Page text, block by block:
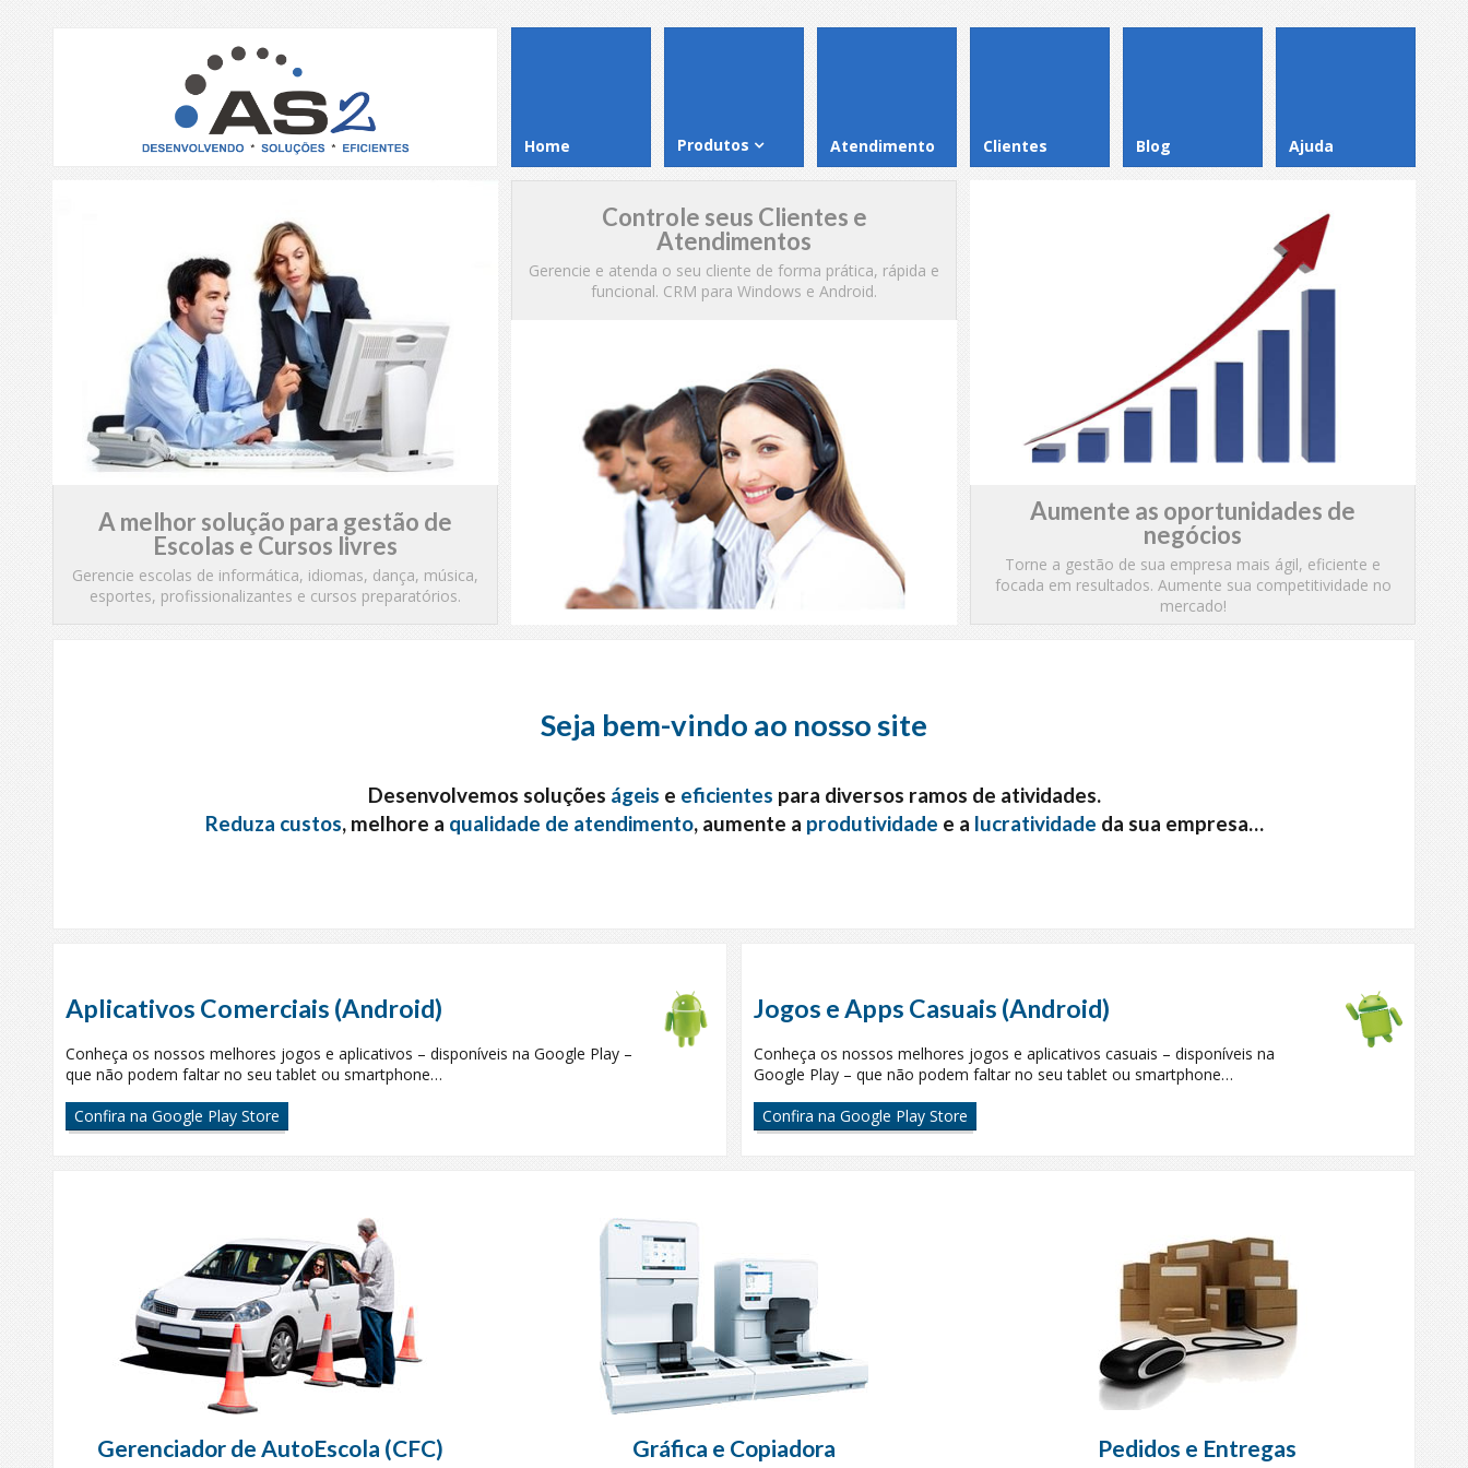
Home Produtos Atendimento Clientes Blog Ajuda
A melhor solução para gestão de
Escolas e Cursos livres
Gerencie escolas de informática, idiomas, dança, música,
esportes, profissionalizantes e cursos preparatórios.
Controle seus Clientes e
Atendimentos
Gerencie e atenda o seu cliente de forma prática, rápida e
funcional. CRM para Windows e Android.
Aumente as oportunidades de
negócios
Torne a gestão de sua empresa mais ágil, eficiente e
focada em resultados. Aumente sua competitividade no
mercado!
Seja bem-vindo ao nosso site
Desenvolvemos soluções ágeis e eficientes para diversos ramos de atividades.
Reduza custos, melhore a qualidade de atendimento, aumente a produtividade e a lucratividade da sua empresa…
Aplicativos Comerciais (Android)
Conheça os nossos melhores jogos e aplicativos – disponíveis na Google Play –
que não podem faltar no seu tablet ou smartphone…
Confira na Google Play Store
Jogos e Apps Casuais (Android)
Conheça os nossos melhores jogos e aplicativos casuais – disponíveis na
Google Play – que não podem faltar no seu tablet ou smartphone…
Confira na Google Play Store
Gerenciador de AutoEscola (CFC) Gráfica e Copiadora Pedidos e Entregas